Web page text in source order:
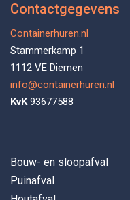
Contactgegevens
Containerhuren.nl
Stammerkamp 1
1112 VE Diemen
info@containerhuren.nl
KvK93677588
Bouw- en sloopafval
Puinafval